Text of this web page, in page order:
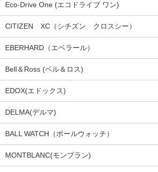
Eco-Drive One (エコドライブ ワン)
CITIZEN XC（シチズン クロスシー）
EBERHARD（エベラール）
Bell＆Ross (ベル＆ロス)
EDOX(エドックス)
DELMA(デルマ)
BALL WATCH（ボールウォッチ）
MONTBLANC(モンブラン)